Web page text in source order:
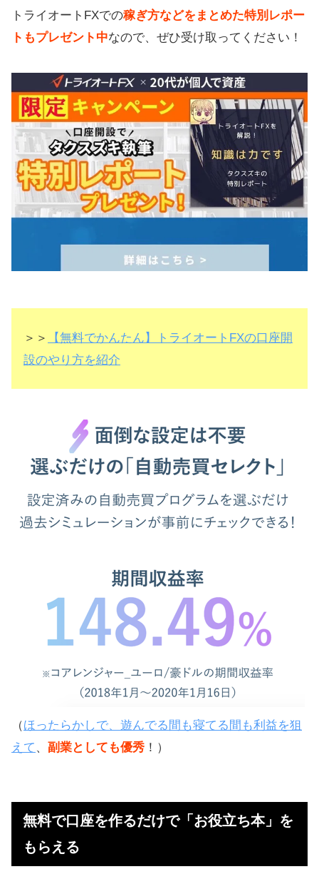
トライオートFXでの稼ぎ方などをまとめた特別レポー
トもプレゼント中なので、ぜひ受け取ってください！
＞＞
【無料でかんたん】トライオートFXの口座開
設のやり方を紹介
（ほったらかしで、遊んでる間も寝てる間も利益を狙
えて 、 副業としても優秀 ！）
無料で口座を作るだけで「お役立ち本」を
もらえる